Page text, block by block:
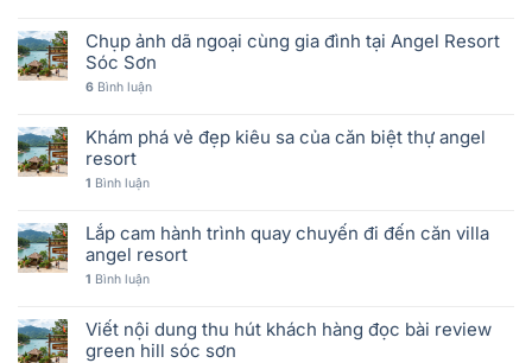
Chụp ảnh dã ngoại cùng gia đình tại Angel Resort
Sóc Sơn
6 Bình luận
Khám phá vẻ đẹp kiêu sa của căn biệt thự angel
resort
1 Bình luận
Lắp cam hành trình quay chuyến đi đến căn villa
angel resort
1 Bình luận
Viết nội dung thu hút khách hàng đọc bài review
green hill sóc sơn